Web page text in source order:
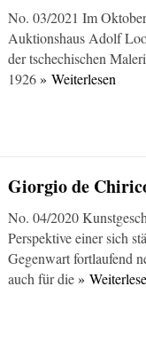
No. 03/2021 Im
Auktionshaus Adolf
der tschechischen
1926» Weiterlesen
Giorgio de
No. 04/2020
Perspektive einer sich
Gegenwart fortlaufend
auch für die»